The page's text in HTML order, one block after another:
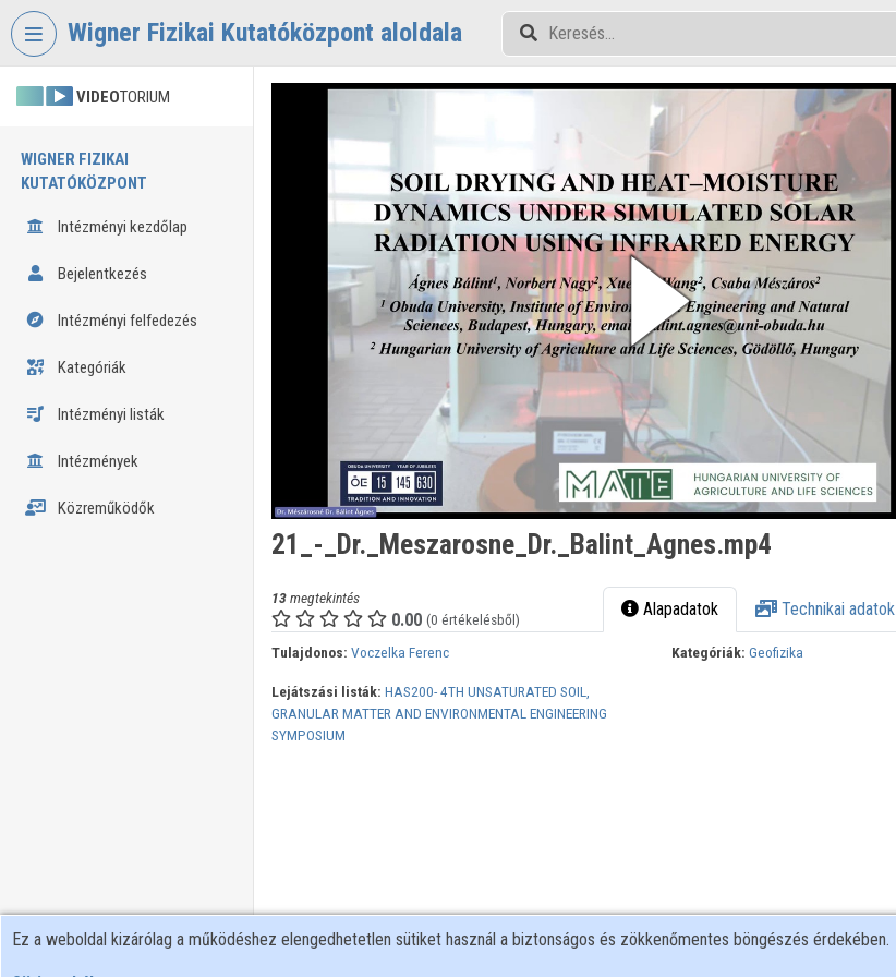
Fejléc kihagyása
Wigner Fizikai Kutatóközpont aloldala
VIDEOTORIUM
WIGNER FIZIKAI
KUTATÓKÖZPONT
Intézményi kezdőlap
Bejelentkezés
Intézményi felfedezés
Kategóriák
Intézményi listák
Intézmények
Közreműködők
21_-_Dr._Meszarosne_Dr._Balint_Agnes.mp4
13megtekintés
0.00 (0 értékelésből) Alapadatok Technikai adatok
Tulajdonos: Voczelka Ferenc Kategóriák: Geofizika
Lejátszási listák: HAS200- 4TH UNSATURATED SOIL,
GRANULAR MATTER AND ENVIRONMENTAL ENGINEERING
SYMPOSIUM
Ez a weboldal kizárólag a működéshez elengedhetetlen sütiket használ a biztonságos és zökkenőmentes böngészés érdekében.